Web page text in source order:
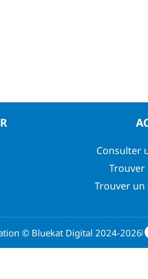
Consulter
Trouver
© Bluekat Digital 2024-2026